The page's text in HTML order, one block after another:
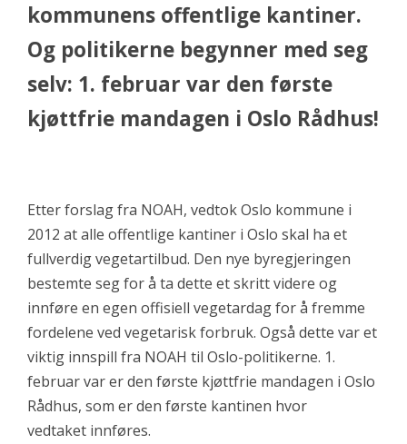
kommunens offentlige kantiner.
Og politikerne begynner med seg
selv: 1. februar var den første
kjøttfrie mandagen i Oslo Rådhus!
Etter forslag fra NOAH, vedtok Oslo kommune i
2012 at alle offentlige kantiner i Oslo skal ha et
fullverdig vegetartilbud. Den nye byregjeringen
bestemte seg for å ta dette et skritt videre og
innføre en egen offisiell vegetardag for å fremme
fordelene ved vegetarisk forbruk. Også dette var et
viktig innspill fra NOAH til Oslo-politikerne. 1.
februar var er den første kjøttfrie mandagen i Oslo
Rådhus, som er den første kantinen hvor
vedtaket innføres.